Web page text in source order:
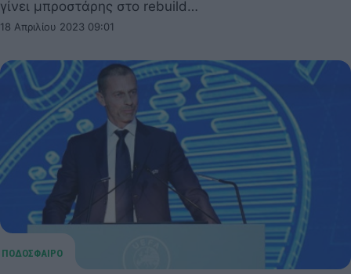
γίνει μπροστάρης στο rebuild…
18 Απριλίου 2023 09:01